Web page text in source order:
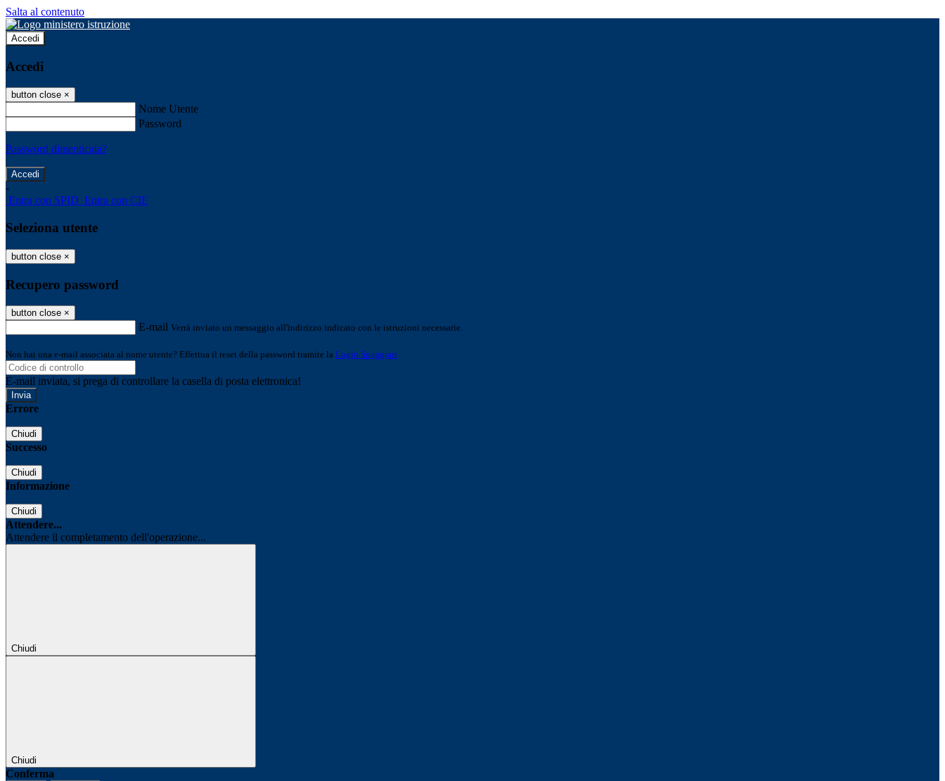
Salta al contenuto
Accedi
Accedi
button close ×
Nome Utente
Password
Password dimenticata?
-
Entra con SPID Entra con CIE
Seleziona utente
button close ×
Recupero password
button close ×
E-mail Verrà inviato un messaggio all'indirizzo indicato con le istruzioni necessarie.
Non hai una e-mail associata al nome utente? Effettua il reset della password tramite la Login Spaggiari
E-mail inviata, si prega di controllare la casella di posta elettronica!
Errore
Chiudi
Successo
Chiudi
Informazione
Chiudi
Attendere...
Attendere il completamento dell'operazione...
Chiudi
Chiudi
Conferma